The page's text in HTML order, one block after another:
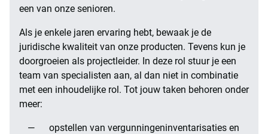
een van onze senioren.
Als je enkele jaren ervaring hebt, bewaak je de
juridische kwaliteit van onze producten. Tevens kun je
doorgroeien als projectleider. In deze rol stuur je een
team van specialisten aan, al dan niet in combinatie
met een inhoudelijke rol. Tot jouw taken behoren onder
meer:
opstellen van vergunningeninventarisaties en